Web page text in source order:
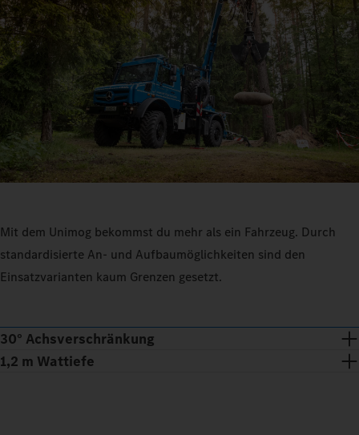
Mit dem Unimog bekommst du mehr als ein Fahrzeug. Durch
standardisierte An- und Aufbaumöglichkeiten sind den
Einsatzvarianten kaum Grenzen gesetzt.
30° Achsverschränkung
1,2 m Wattiefe